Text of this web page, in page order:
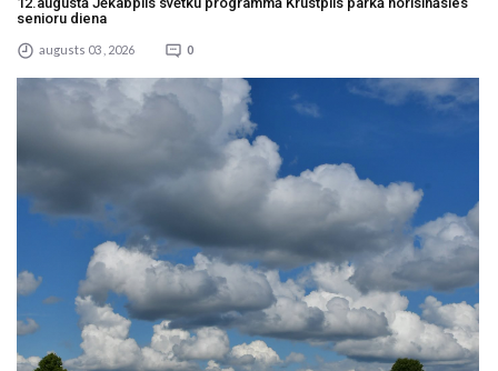
senioru diena
augusts 03 , 2026 0